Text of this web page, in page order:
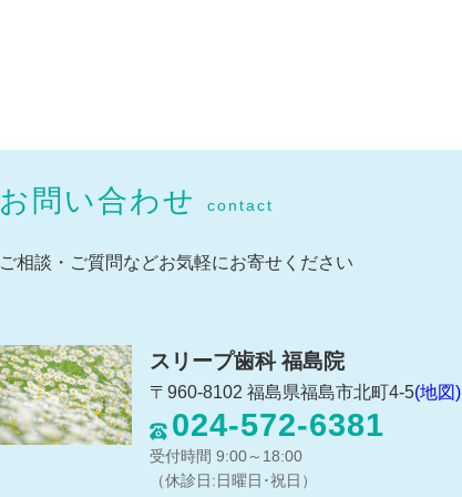
お問い合わせ contact
ご相談・ご質問などお気軽にお寄せください
スリープ歯科 福島院
〒960-8102 福島県福島市北町4-5(地図)
024-572-6381
受付時間 9:00～18:00
（休診日:日曜日･祝日）